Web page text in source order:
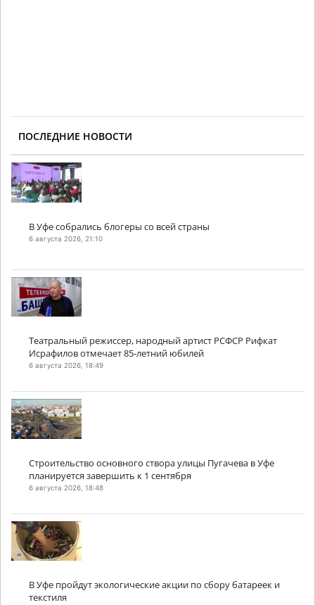
ПОСЛЕДНИЕ НОВОСТИ
В Уфе собрались блогеры со всей страны
6 августа 2026, 21:10
Театральный режиссер, народный артист РСФСР Рифкат
Исрафилов отмечает 85-летний юбилей
6 августа 2026, 18:49
Строительство основного створа улицы Пугачева в Уфе
планируется завершить к 1 сентября
6 августа 2026, 18:48
В Уфе пройдут экологические акции по сбору батареек и
текстиля